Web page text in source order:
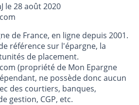
autrui, pour une durée
ans, 15 ans). Un investissement à
sur les avantages et
de propriété.
le28 août 2020
de France, en ligne depuis 2001.
référence sur l'épargne, la
de placement.
(propriété de Mon Epargne
ne possède donc aucun
des courtiers, banques,
gestion, CGP, etc.